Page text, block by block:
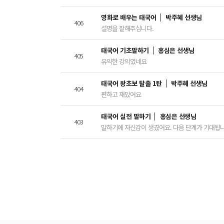
406
영화로 배우는 태국어
박주혜 선생님
설명을 잘해주십니다.
405
태국어 기초말하기
홍심은 선생님
유익한 강의였네요
404
태국어 왕초보 탈출 1탄
박주혜 선생님
편하고 재밌어요
403
태국어 실전 말하기
홍심은 선생님
말하기에 자신감이 생겼어요. 다음 단계가 기대됩